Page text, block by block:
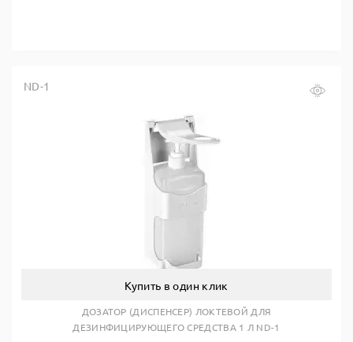
ND-1
Купить в один клик
ДОЗАТОР (ДИСПЕНСЕР) ЛОКТЕВОЙ ДЛЯ
ДЕЗИНФИЦИРУЮЩЕГО СРЕДСТВА 1 Л ND-1